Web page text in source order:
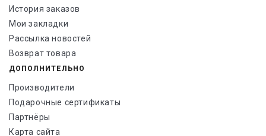
История заказов
Мои закладки
Рассылка новостей
Возврат товара
ДОПОЛНИТЕЛЬНО
Производители
Подарочные сертификаты
Партнёры
Карта сайта